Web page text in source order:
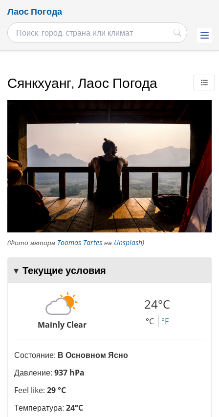
Лаос Погода
Сянкхуанг, Лаос Погода
(Фото автора Toomas Tartes на Unsplash)
Текущие условия
Mainly Clear
24°C
°C °F
Состояние: В Основном Ясно
Давление: 937 hPa
Feel like: 29 °C
Температура: 24°C